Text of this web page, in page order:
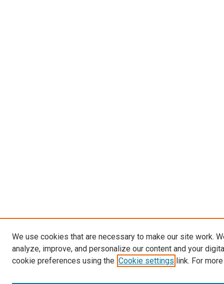
We use cookies that are necessary to make our site work.
analyze, improve, and personalize our content and your
cookie preferences using the Cookie settings link. For